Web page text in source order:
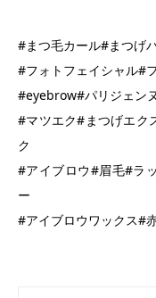
#まつ毛カール#まつげ
#フォトフェイシャル#
#eyebrow#パリジェン
#マツエク#まつげエク
ク
#アイブロウ#眉毛#ラ
ー
#アイブロウワックス#